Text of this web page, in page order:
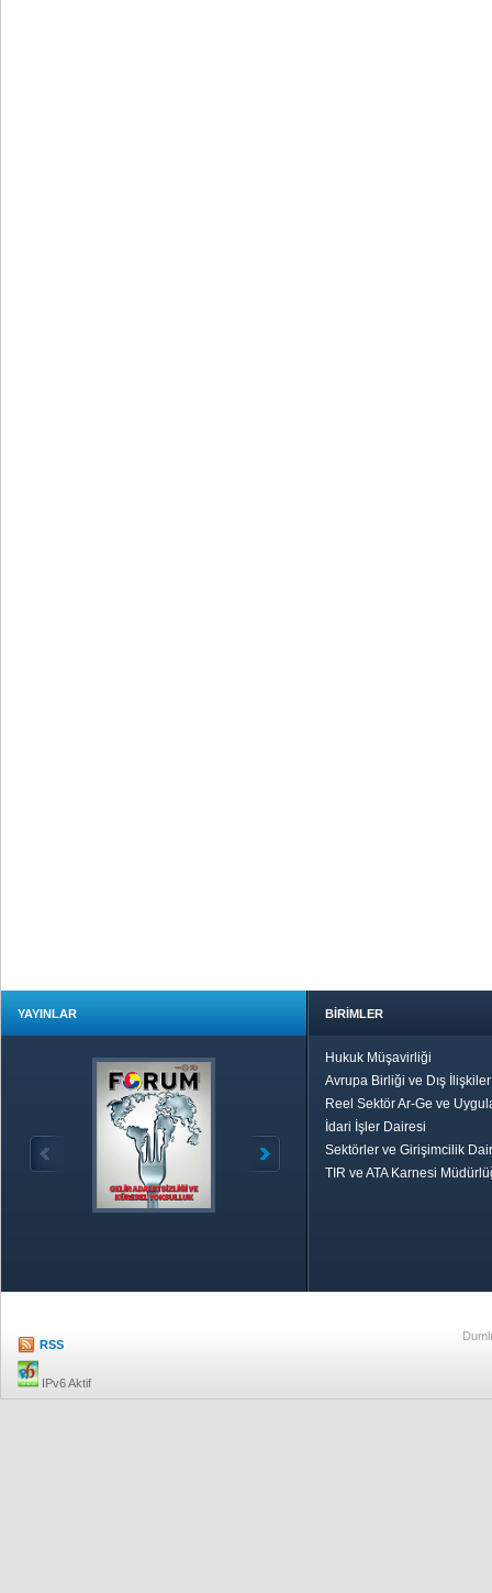
YAYINLAR BİRİMLER
Hukuk Müşavirliği
Avrupa Birliği ve Dış
Reel Sektör Ar-Ge ve
İdari İşler Dairesi
Sektörler ve Girişimcilik
TIR ve ATA Karnesi
RSS
IPv6 Aktif